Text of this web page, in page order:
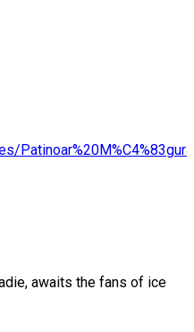
awaits the fans of ice